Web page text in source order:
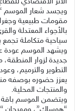
ويجسد شعار الموسم
مقومات طبيعية
بالأجواء المعتدلة
سياحية متكاملة تجمع
ويشهد الموسم عودة
جديدة لزوار
التطوير والترميم،
يعزز حضوره بوصفه
والمنتجات المحلية.
ويتضمن الموسم باقة